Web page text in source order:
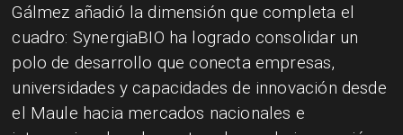
Gálmez añadió la dimensión que completa el
cuadro: SynergiaBIO ha logrado consolidar un
polo de desarrollo que conecta empresas,
universidades y capacidades de innovación desde
el Maule hacia mercados nacionales e